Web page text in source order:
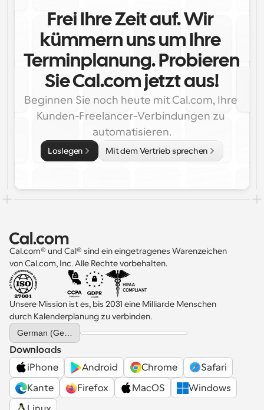
Frei Ihre Zeit auf. Wir
kümmern uns um Ihre
Terminplanung. Probieren
Sie Cal.com jetzt aus!
Beginnen Sie noch heute mit Cal.com, Ihre
Kunden-Freelancer-Verbindungen zu
automatisieren.
Loslegen Mit dem Vertrieb sprechen
Cal.com® und Cal® sind ein eingetragenes Warenzeichen
von Cal.com, Inc. Alle Rechte vorbehalten.
Unsere Mission ist es, bis 2031 eine Milliarde Menschen
durch Kalenderplanung zu verbinden.
Select Language
Downloads
iPhone
Android Chrome
Safari
Kante
Firefox MacOS
Windows